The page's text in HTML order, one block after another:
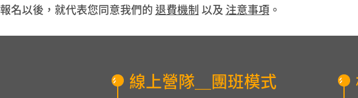
報名以後，就代表您同意我們的退費機制 以及 注意事項。
線上營隊＿團班模式